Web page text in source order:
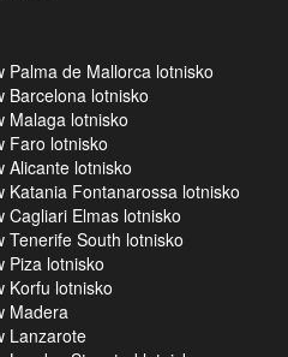
Palma de Mallorca lotnisko
Barcelona lotnisko
Malaga lotnisko
Faro lotnisko
Alicante lotnisko
Katania Fontanarossa lotnisko
Cagliari Elmas lotnisko
Tenerife South lotnisko
Piza lotnisko
Korfu lotnisko
Madera
Lanzarote